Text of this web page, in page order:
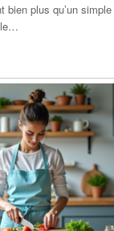
bien plus qu’un